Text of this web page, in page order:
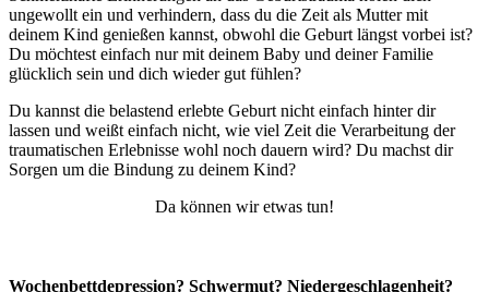
ungewollt ein und verhindern, dass du die Zeit als Mutter mit
deinem Kind genießen kannst, obwohl die Geburt längst vorbei ist?
Du möchtest einfach nur mit deinem Baby und deiner Familie
glücklich sein und dich wieder gut fühlen?
Du kannst die belastend erlebte Geburt nicht einfach hinter dir
lassen und weißt einfach nicht, wie viel Zeit die Verarbeitung der
traumatischen Erlebnisse wohl noch dauern wird? Du machst dir
Sorgen um die Bindung zu deinem Kind?
Da können wir etwas tun!
Wochenbettdepression? Schwermut? Niedergeschlagenheit?